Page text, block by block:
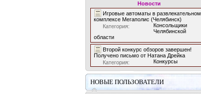
Новости
Игровые автоматы в развлекательном
комплексе Мегаполис (Челябинск)
Категория:
Консольщики
Челябинской
области
Второй конкурс обзоров завершен!
Получено письмо от Натана Дрейка
Категория:
Конкурсы
НОВЫЕ ПОЛЬЗОВАТЕЛИ